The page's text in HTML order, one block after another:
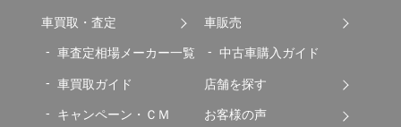
車買取・査定
車査定相場メーカー一覧
車買取ガイド
キャンペーン・ＣＭ
車販売
中古車購入ガイド
店舗を探す
お客様の声